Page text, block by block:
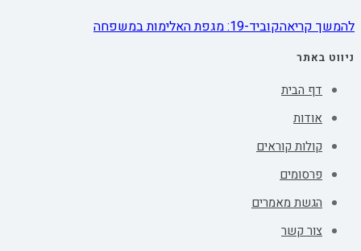
להמשך קריאהקוביד-19: מגפת האלימות במשפחה
ניווט באתר
דף הבית
אודות
קולות קוראים
פרסומים
הגשת מאמרים
צור קשר